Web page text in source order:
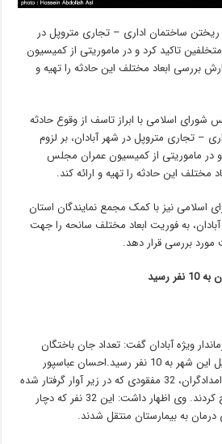
ساختمان اداری – تجاری متروپل در
تاکید کرد و در ماموریتی از کمیسیون
ابعاد مختلف این حادثه را تهیه و
شورای اسلامی با ابراز تاسف از وقوع حادثه
– تجاری متروپل در شهر آبادان، بر لزوم
و در ماموریتی از کمیسیون عمران مجلس
این حادثه را تهیه و ارائه کند.
نیز با کمک مجمع نمایندگان استان
به فوریت ابعاد مختلف سانحه را جهت
مورد بررسی قرار دهد.
رسید
ویژه آبادان گفت: تعداد جان باختگان
حادثه ریزش ساختمان مترو پل این شهر به 10 نفر رسید.احسان عباسپور
افزود: پس از ساعت‌ها تلاش امدادگران، 32 مفقودی که در زیر آوار گرفتار شده
بودند را زنده از زیر آوار خارج کردند. وی اظهار داشت: این 32 نفر که دچار
به بیمارستان منتقل شدند.